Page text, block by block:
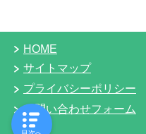
HOME
サイトマップ
プライバシーポリシー
お問い合わせフォーム